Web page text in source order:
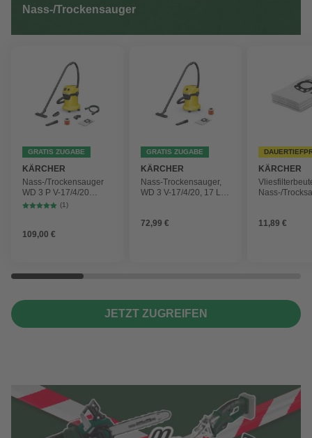
Nass-/Trockensauger
GRATIS ZUGABE
KÄRCHER
Nass-/Trockensauger
WD 3 P V-17/4/20
Workshop mit
(1)
109,00 €
GRATIS ZUGABE
KÄRCHER
Nass-Trockensauger,
WD 3 V-17/4/20, 17 L,
72,99 €
KÄRCHER
Nass-/
4 Stück
11,89 €
JETZT ZUGREIFEN